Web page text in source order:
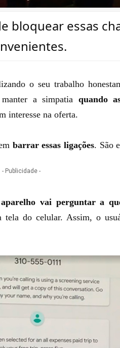
bloquear essas
o seu trabalho
a simpatia quando
interesse na oferta.
barrar essas ligações. São
- Publicidade -
vai perguntar a
tela do celular. Assim, o